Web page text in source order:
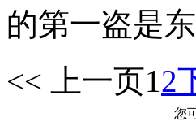
的第一盗是
<< 上一页12
您